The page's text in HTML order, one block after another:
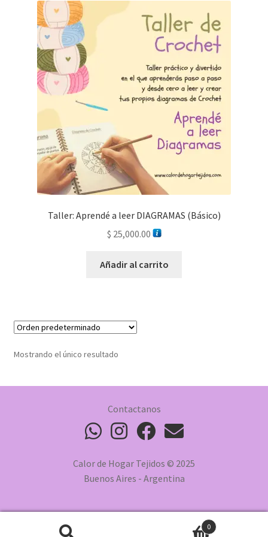
Taller: Aprendé a leer DIAGRAMAS (Básico)
$ 25,000.00
Añadir al carrito
Mostrando el único resultado
Contactanos
Calor de Hogar Tejidos © 2025
Buenos Aires - Argentina
0